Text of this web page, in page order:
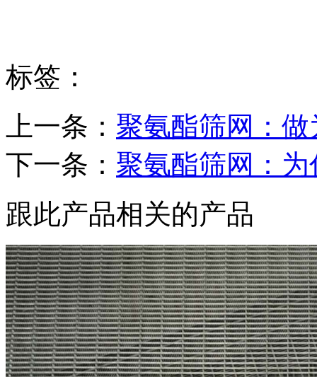
标签：
上一条： 聚氨酯筛网：
下一条： 聚氨酯筛网：
跟此产品相关的产品